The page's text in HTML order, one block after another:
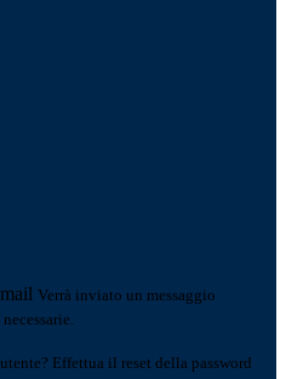
Verrà inviato un messaggio
Effettua il reset della password